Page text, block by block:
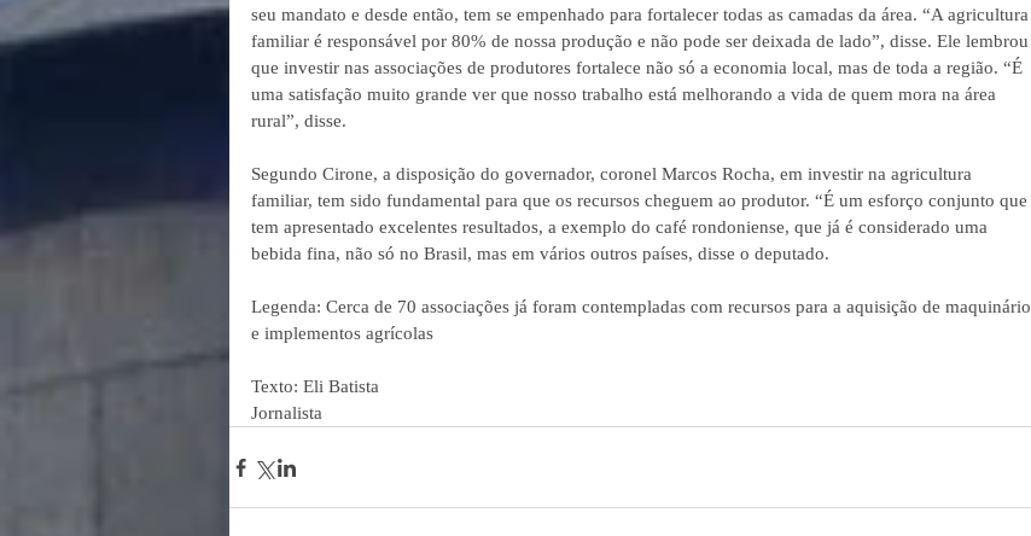
seu mandato e desde então, tem se empenhado para fortalecer todas as camadas da área. “A agricultura
familiar é responsável por 80% de nossa produção e não pode ser deixada de lado”, disse. Ele lembrou
que investir nas associações de produtores fortalece não só a economia local, mas de toda a região. “É
uma satisfação muito grande ver que nosso trabalho está melhorando a vida de quem mora na área
rural”, disse.
Segundo Cirone, a disposição do governador, coronel Marcos Rocha, em investir na agricultura
familiar, tem sido fundamental para que os recursos cheguem ao produtor. “É um esforço conjunto que
tem apresentado excelentes resultados, a exemplo do café rondoniense, que já é considerado uma
bebida fina, não só no Brasil, mas em vários outros países, disse o deputado.
Legenda: Cerca de 70 associações já foram contempladas com recursos para a aquisição de maquinário
e implementos agrícolas
Texto: Eli Batista
Jornalista